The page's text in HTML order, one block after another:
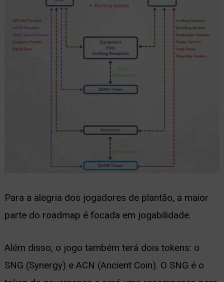
Para a alegria dos jogadores de plantão, a maior
parte do roadmap é focada em jogabilidade.
Além disso, o jogo também terá dois tokens: o
SNG (Synergy) e ACN (Ancient Coin). O SNG é o